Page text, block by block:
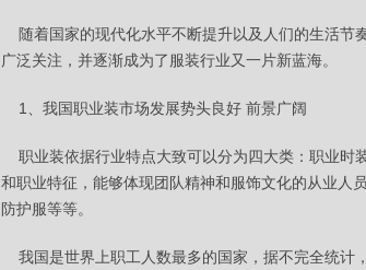
随着国家的现代化水平不断提升以及人们的生活节
广泛关注，并逐渐成为了服装行业又一片新蓝海。
1、我国职业装市场发展势头良好 前景广阔
职业装依据行业特点大致可以分为四大类：职业时
和职业特征，能够体现团队精神和服饰文化的从业人
防护服等等。
我国是世界上职工人数最多的国家，据不完全统计